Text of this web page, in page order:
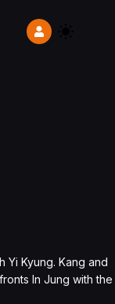
Yi Kyung. Kang and
In Jung with the